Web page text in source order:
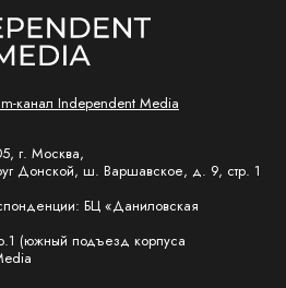
канал Independent Media
г. Москва,
Донской, ш. Варшавское, д. 9, стр. 1
БЦ «Даниловская
(южный подъезд корпуса